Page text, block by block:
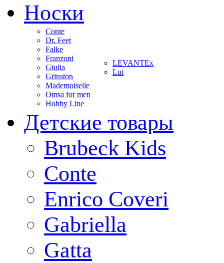
Носки
Conte
Dr. Feet
Falke
Franzoni
Giulia
Grinston
Mademoiselle
Omsa for men
Hobby Line
LEVANTEx
Lui
Детские товары
Brubeck Kids
Conte
Enrico Coveri
Gabriella
Gatta